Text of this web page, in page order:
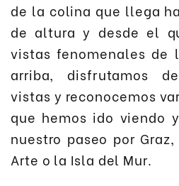
de la colina que llega
de altura y desde el
vistas fenomenales de
arriba, disfrutamos
vistas y reconocemos
que hemos ido viendo
nuestro paseo por
Arte o la Isla del Mur.